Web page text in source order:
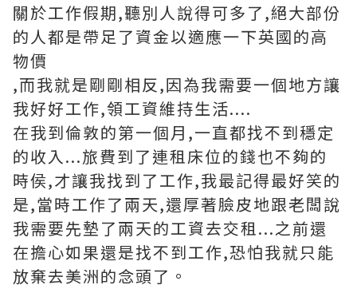
關於工作假期,聽別人說得可多了,絕大部份
的人都是帶足了資金以適應一下英國的高
物價
,而我就是剛剛相反,因為我需要一個地方讓
我好好工作,領工資維持生活....
在我到倫敦的第一個月,一直都找不到穩定
的收入...旅費到了連租床位的錢也不夠的
時侯,才讓我找到了工作,我最記得最好笑的
是,當時工作了兩天,還厚著臉皮地跟老闆說
我需要先墊了兩天的工資去交租...之前還
在擔心如果還是找不到工作,恐怕我就只能
放棄去美洲的念頭了。